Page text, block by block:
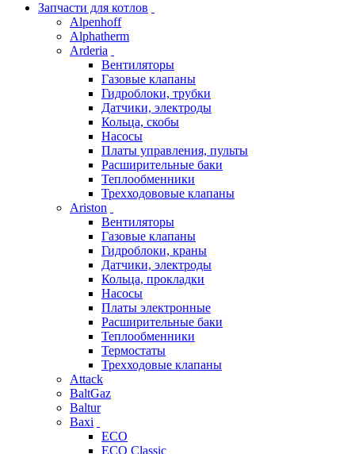
Запчасти для котлов
Alpenhoff
Alphatherm
Arderia
Вентиляторы
Газовые клапаны
Гидроблоки, трубки
Датчики, электроды
Кольца, скобы
Насосы
Платы управления, пульты
Расширительные баки
Теплообменники
Трехходововые клапаны
Ariston
Вентиляторы
Газовые клапаны
Гидроблоки, краны
Датчики, электроды
Кольца, прокладки
Насосы
Платы электронные
Расширительные баки
Теплообменники
Термостаты
Трехходовые клапаны
Attack
BaltGaz
Baltur
Baxi
ECO
ECO Classic